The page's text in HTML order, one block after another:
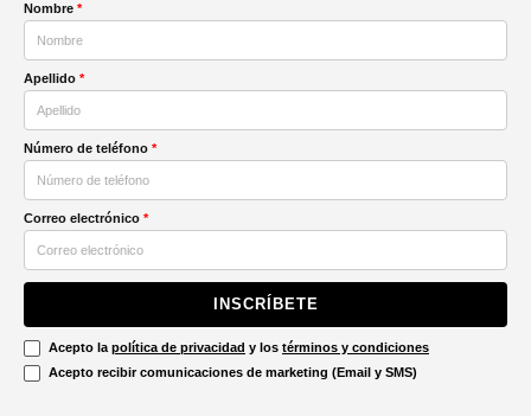
Nombre *
Apellido *
Número de teléfono *
Correo electrónico *
INSCRÍBETE
Acepto la política de privacidad y los términos y condiciones
Acepto recibir comunicaciones de marketing (Email y SMS)